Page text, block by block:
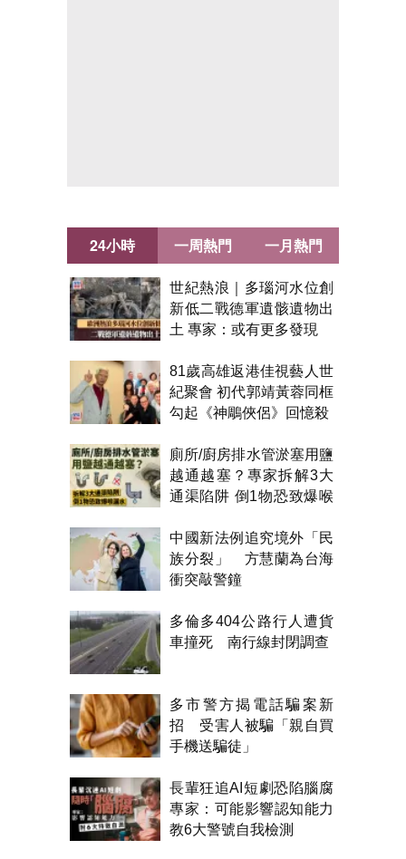
24小時
世紀熱浪｜多瑙河水位創
新低二戰德軍遺骸遺物出
土 專家：或有更多發現
81歲高雄返港佳視藝人世
紀聚會 初代郭靖黃蓉同框
勾起《神鵰俠侶》回憶殺
廁所/廚房排水管淤塞用鹽
越通越塞？專家拆解3大
通渠陷阱 倒1物恐致爆喉
中國新法例追究境外「民
族分裂」 方慧蘭為台海
衝突敲警鐘
多倫多404公路行人遭貨
車撞死 南行線封閉調查
多市警方揭電話騙案新
招 受害人被騙「親自買
手機送騙徒」
長輩狂追AI短劇恐陷腦腐
專家：可能影響認知能力
教6大警號自我檢測
一周熱門 一月熱門